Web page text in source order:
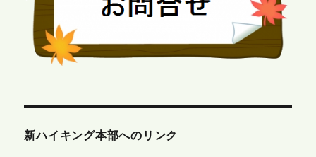
新ハイキング本部へのリンク